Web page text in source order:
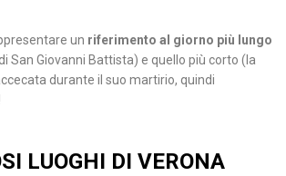
un riferimento al giorno più lungo
San Giovanni Battista) e quello più corto (la
durante il suo martirio, quindi
LUOGHI DI VERONA